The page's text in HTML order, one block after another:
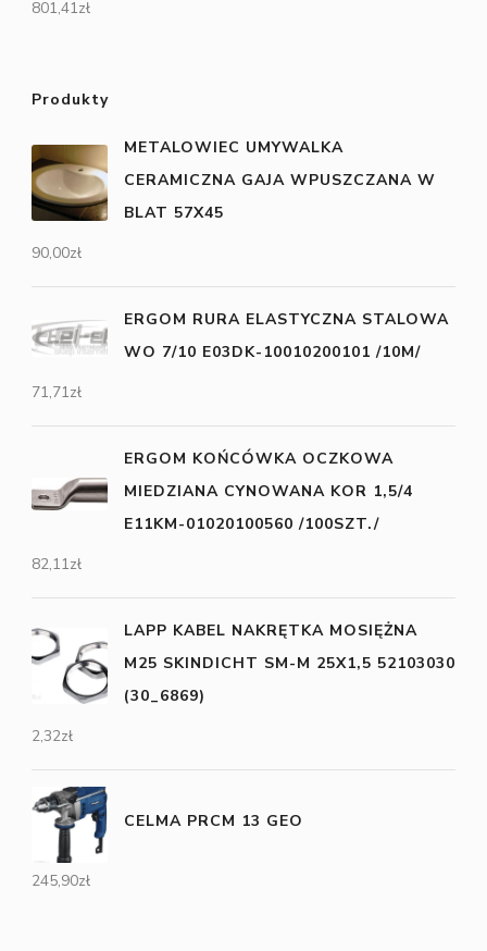
801,41zł
Produkty
METALOWIEC UMYWALKA
CERAMICZNA GAJA WPUSZCZANA W
BLAT 57X45
90,00zł
ERGOM RURA ELASTYCZNA STALOWA
WO 7/10 E03DK-10010200101 /10M/
71,71zł
ERGOM KOŃCÓWKA OCZKOWA
MIEDZIANA CYNOWANA KOR 1,5/4
E11KM-01020100560 /100SZT./
82,11zł
LAPP KABEL NAKRĘTKA MOSIĘŻNA
M25 SKINDICHT SM-M 25X1,5 52103030
(30_6869)
2,32zł
CELMA PRCM 13 GEO
245,90zł